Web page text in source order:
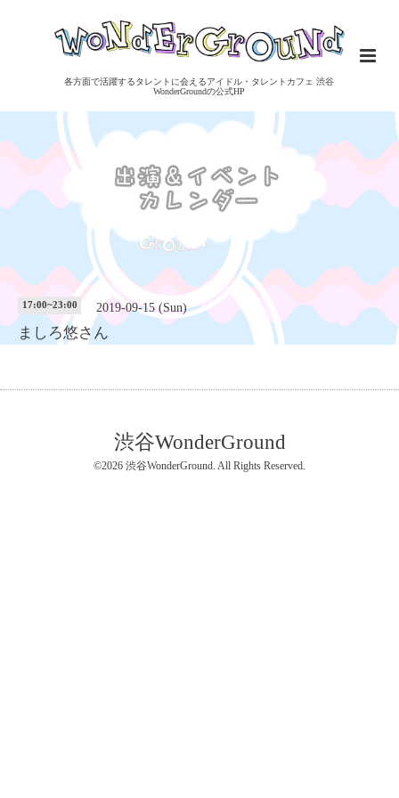
各方面で活躍するタレントに会えるアイドル・タレントカフェ 渋谷
WonderGroundの公式HP
17:00~23:00 2019-09-15 (Sun)
ましろ悠さん
渋谷WonderGround
©2026 渋谷WonderGround. All Rights Reserved.